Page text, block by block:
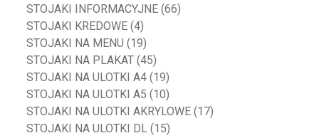
STOJAKI INFORMACYJNE (66)
STOJAKI KREDOWE (4)
STOJAKI NA MENU (19)
STOJAKI NA PLAKAT (45)
STOJAKI NA ULOTKI A4 (19)
STOJAKI NA ULOTKI A5 (10)
STOJAKI NA ULOTKI AKRYLOWE (17)
STOJAKI NA ULOTKI DL (15)